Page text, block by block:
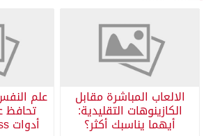
الالعاب المباشرة مقابل
الكازينوهات التقليدية:
أيهما يناسبك أكثر؟
علم
تحافظ
أدوات Exness التحليلية